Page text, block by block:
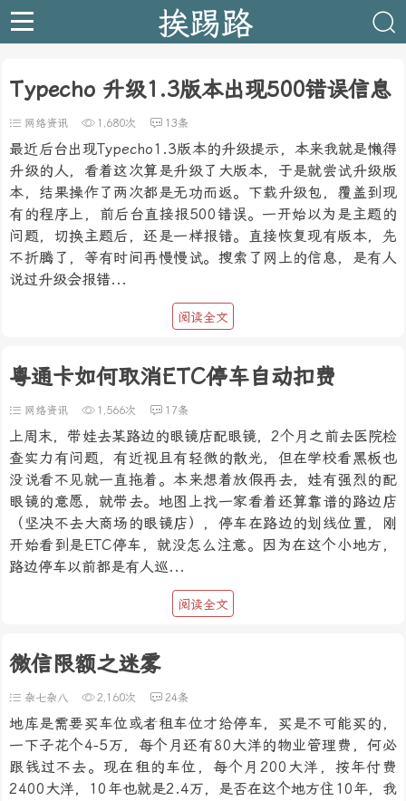
挨踢路
Typecho 升级1.3版本出现500错误信息
网络资讯 1,680次 13条
最近后台出现Typecho1.3版本的升级提示，本来我就是懒得
升级的人，看着这次算是升级了大版本，于是就尝试升级版
本，结果操作了两次都是无功而返。下载升级包，覆盖到现
有的程序上，前后台直接报500错误。一开始以为是主题的
问题，切换主题后，还是一样报错。直接恢复现有版本，先
不折腾了，等有时间再慢慢试。搜索了网上的信息，是有人
说过升级会报错...
阅读全文
粤通卡如何取消ETC停车自动扣费
网络资讯 1,566次 17条
上周末，带娃去某路边的眼镜店配眼镜，2个月之前去医院检
查实力有问题，有近视且有轻微的散光，但在学校看黑板也
没说看不见就一直拖着。本来想着放假再去，娃有强烈的配
眼镜的意愿，就带去。地图上找一家看着还算靠谱的路边店
（坚决不去大商场的眼镜店），停车在路边的划线位置，刚
开始看到是ETC停车，就没怎么注意。因为在这个小地方，
路边停车以前都是有人巡...
阅读全文
微信限额之迷雾
杂七杂八 2,160次 24条
地库是需要买车位或者租车位才给停车，买是不可能买的，
一下子花个4-5万，每个月还有80大洋的物业管理费，何必
跟钱过不去。现在租的车位，每个月200大洋，按年付费
2400大洋，10年也就是2.4万，是否在这个地方住10年，我